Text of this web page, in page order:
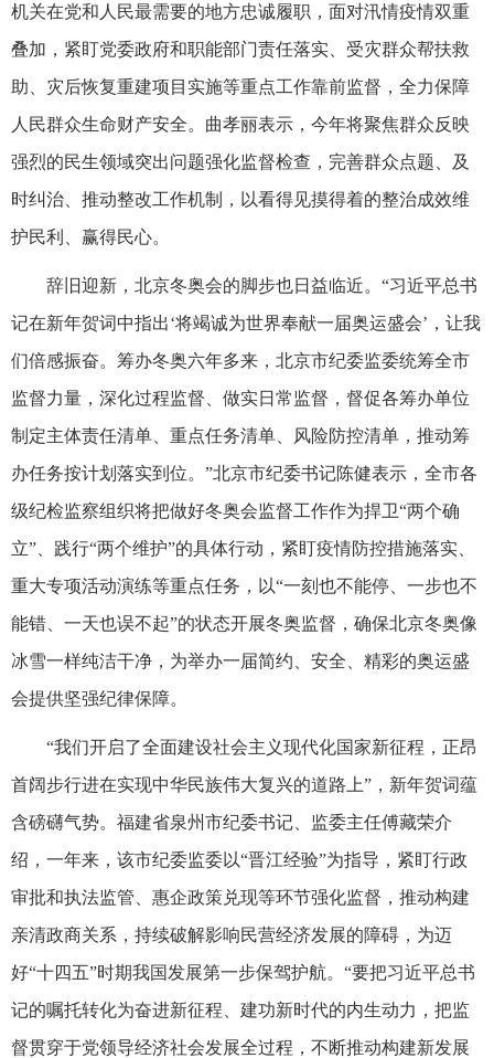
机关在党和人民最需要的地方忠诚履职，面对汛情疫情双重
叠加，紧盯党委政府和职能部门责任落实、受灾群众帮扶救
助、灾后恢复重建项目实施等重点工作靠前监督，全力保障
人民群众生命财产安全。曲孝丽表示，今年将聚焦群众反映
强烈的民生领域突出问题强化监督检查，完善群众点题、及
时纠治、推动整改工作机制，以看得见摸得着的整治成效维
护民利、赢得民心。
辞旧迎新，北京冬奥会的脚步也日益临近。“习近平总书
记在新年贺词中指出‘将竭诚为世界奉献一届奥运盛会’，让我
们倍感振奋。筹办冬奥六年多来，北京市纪委监委统筹全市
监督力量，深化过程监督、做实日常监督，督促各筹办单位
制定主体责任清单、重点任务清单、风险防控清单，推动筹
办任务按计划落实到位。”北京市纪委书记陈健表示，全市各
级纪检监察组织将把做好冬奥会监督工作作为捍卫“两个确
立”、践行“两个维护”的具体行动，紧盯疫情防控措施落实、
重大专项活动演练等重点任务，以“一刻也不能停、一步也不
能错、一天也误不起”的状态开展冬奥监督，确保北京冬奥像
冰雪一样纯洁干净，为举办一届简约、安全、精彩的奥运盛
会提供坚强纪律保障。
“我们开启了全面建设社会主义现代化国家新征程，正昂
首阔步行进在实现中华民族伟大复兴的道路上”，新年贺词蕴
含磅礴气势。福建省泉州市纪委书记、监委主任傅藏荣介
绍，一年来，该市纪委监委以“晋江经验”为指导，紧盯行政
审批和执法监管、惠企政策兑现等环节强化监督，推动构建
亲清政商关系，持续破解影响民营经济发展的障碍，为迈
好“十四五”时期我国发展第一步保驾护航。“要把习近平总书
记的嘱托转化为奋进新征程、建功新时代的内生动力，把监
督贯穿于党领导经济社会发展全过程，不断推动构建新发展